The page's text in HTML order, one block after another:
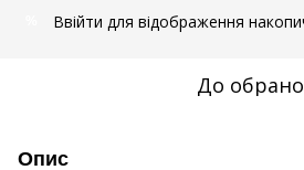
Ввійти для відображення
До
Опис